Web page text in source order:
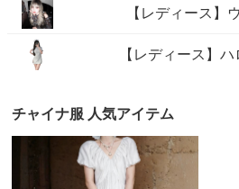
【レディース】
【レディース】
チャイナ服 人気アイテム